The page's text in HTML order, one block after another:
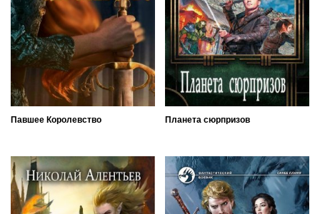
Павшее Королевство Планета сюрпризов